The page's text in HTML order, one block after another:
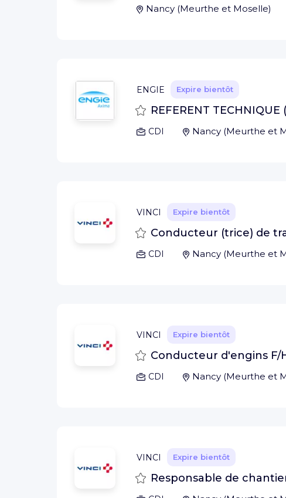
Nancy(Meurthe et Moselle)
ENGIE Expire bientôt
Sauvegarder
REFERENT
CDI Nancy(Meurthe et
VINCI Expire bientôt
Sauvegarder
Conducteur (trice) de
CDI Nancy(Meurthe et
VINCI Expire bientôt
Sauvegarder
Conducteur d'engins F/
CDI Nancy(Meurthe et
VINCI Expire bientôt
Sauvegarder
Responsable de